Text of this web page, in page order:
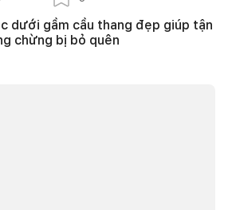
dưới gầm cầu thang đẹp giúp tận
chừng bị bỏ quên